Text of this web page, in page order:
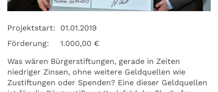
Projektstart:
01.01.2019
Förderung:
1.000,00 €
Was wären Bürgerstiftungen, gerade in Zeiten
niedriger Zinsen, ohne weitere Geldquellen wie
Zustiftungen oder Spenden? Eine dieser Geldquellen